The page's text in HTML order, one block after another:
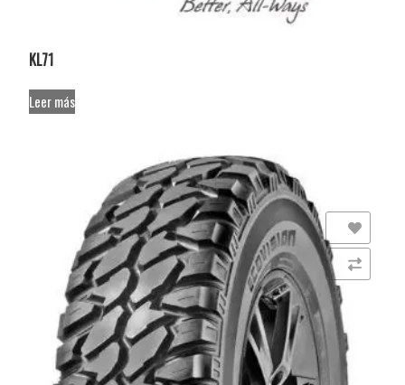
KL71
Leer más
Comparar
Añadir a la lista de deseos